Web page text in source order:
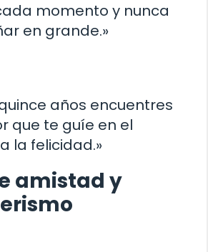
momento y nunca
en grande.»
años encuentres
que te guíe en el
la felicidad.»
amistad y